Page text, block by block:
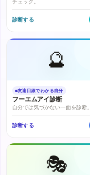
チェック。
診断する
🔮
友達目線でわかる自分
フーエムアイ診断
自分では気づかない一面を診断。
診断する
🎭